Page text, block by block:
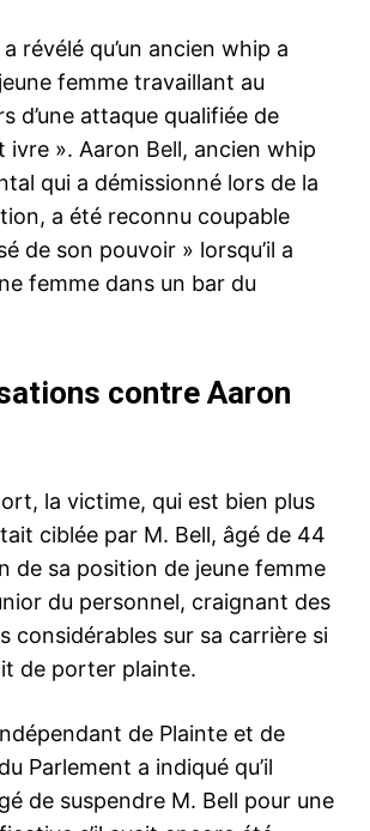
révélé qu’un ancien whip a
femme travaillant au
d’une attaque qualifiée de
ivre ». Aaron Bell, ancien whip
qui a démissionné lors de la
a été reconnu coupable
de son pouvoir » lorsqu’il a
femme dans un bar du
contre Aaron
la victime, qui est bien plus
ciblée par M. Bell, âgé de 44
de sa position de jeune femme
du personnel, craignant des
considérables sur sa carrière si
de porter plainte.
de Plainte et de
Parlement a indiqué qu’il
de suspendre M. Bell pour une